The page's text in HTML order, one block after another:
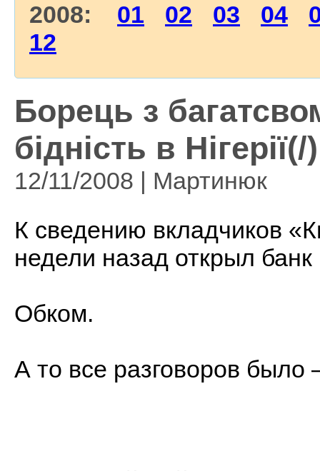
2008: 01 02 03 04
12
Борець з
бідність в Нігерії(/)
12/11/2008 | Мартинюк
К сведению вкладчиков
недели назад открыл
Обком.
А то все разговоров было